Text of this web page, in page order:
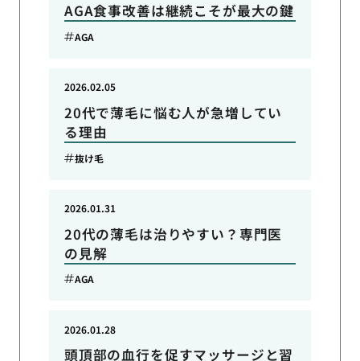
AGA食事改善は継続こそが最大の鍵
AGA
20代で薄毛に悩む人が急増してい
る理由
2026.02.05
抜け毛
20代の薄毛は治りやすい？専門医
の見解
2026.01.31
AGA
頭頂部の血行を促すマッサージと習
2026.01.28